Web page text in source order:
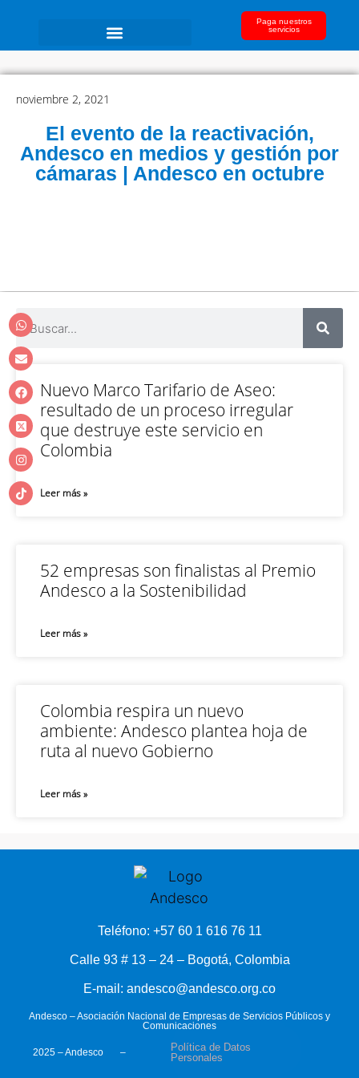
Paga nuestros
servicios
noviembre 2, 2021
El evento de la reactivación,
Andesco en medios y gestión por
cámaras | Andesco en octubre
Nuevo Marco Tarifario de Aseo:
resultado de un proceso irregular
que destruye este servicio en
Colombia
Leer más »
52 empresas son finalistas al Premio
Andesco a la Sostenibilidad
Leer más »
Colombia respira un nuevo
ambiente: Andesco plantea hoja de
ruta al nuevo Gobierno
Leer más »
Teléfono: +57 60 1 616 76 11
Calle 93 # 13 – 24 – Bogotá, Colombia
E-mail: andesco@andesco.org.co
Andesco – Asociación Nacional de Empresas de Servicios Públicos y
Comunicaciones
2025 – Andesco –
Política de Datos
Personales